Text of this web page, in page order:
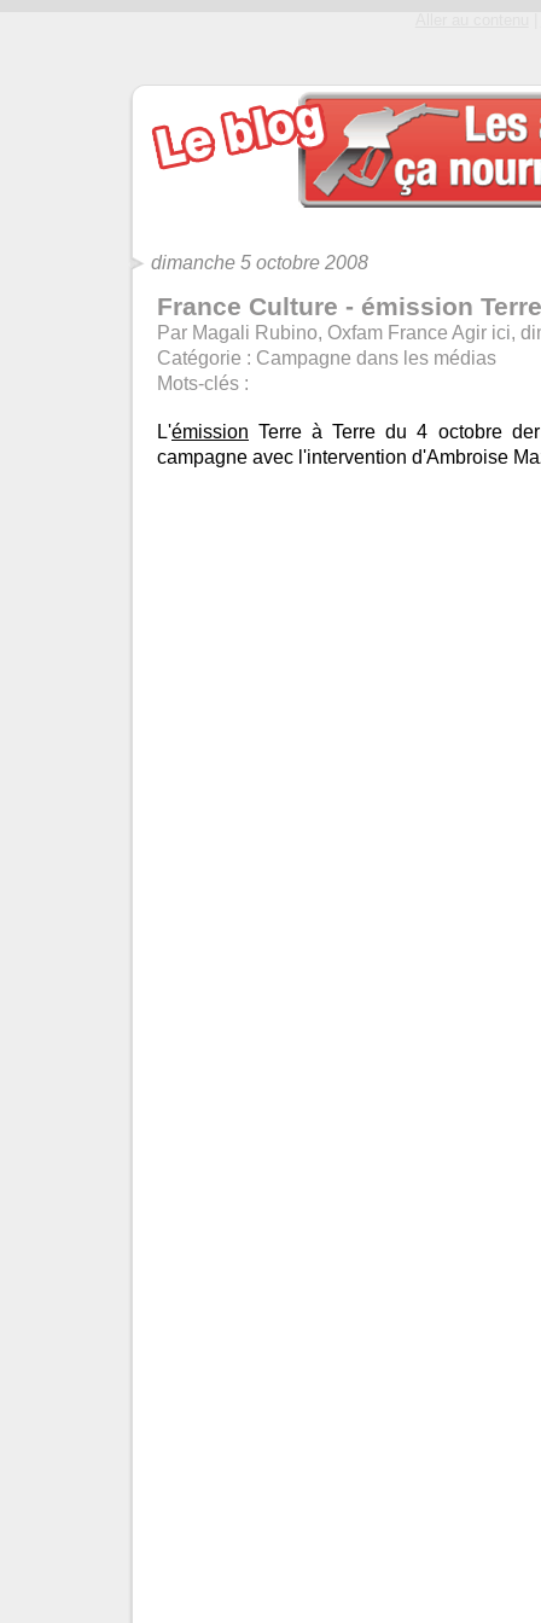
dimanche 5 octobre 2008
France Culture - émission
Par Magali Rubino, Oxfam France Agir ici,
Catégorie : Campagne dans les médias
Mots-clés :
L'émission Terre à Terre du 4 octobre
campagne avec l'intervention d'Ambroise